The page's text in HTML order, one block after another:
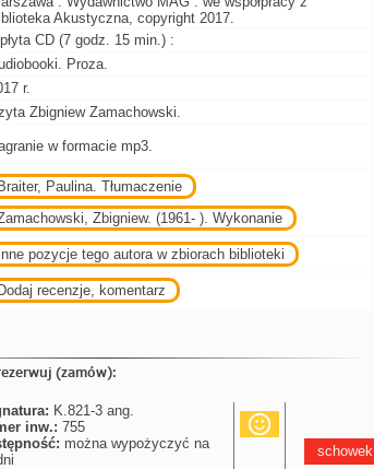
Akustyczna, copyright 2017.
CD (7 godz. 15 min.) :
Proza.
r.
Zbigniew Zamachowski.
w formacie mp3.
Braiter, Paulina. Tłumaczenie
Zbigniew. (1961- ). Wykonanie
Inne pozycje tego autora w zbiorach biblioteki
Dodaj recenzje, komentarz
(zamów):
K.821-3 ang.
inw.: 755
można wypożyczyć na
schowek